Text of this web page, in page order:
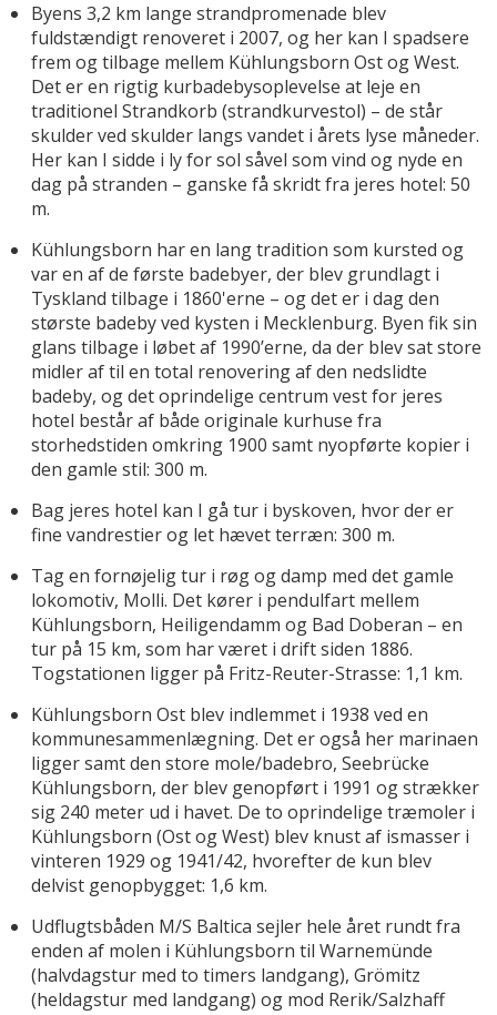
Byens 3,2 km lange strandpromenade blev
fuldstændigt renoveret i 2007, og her kan I spadsere
frem og tilbage mellem Kühlungsborn Ost og West.
Det er en rigtig kurbadebysoplevelse at leje en
traditionel Strandkorb (strandkurvestol) – de står
skulder ved skulder langs vandet i årets lyse måneder.
Her kan I sidde i ly for sol såvel som vind og nyde en
dag på stranden – ganske få skridt fra jeres hotel: 50
m.
Kühlungsborn har en lang tradition som kursted og
var en af de første badebyer, der blev grundlagt i
Tyskland tilbage i 1860'erne – og det er i dag den
største badeby ved kysten i Mecklenburg. Byen fik sin
glans tilbage i løbet af 1990’erne, da der blev sat store
midler af til en total renovering af den nedslidte
badeby, og det oprindelige centrum vest for jeres
hotel består af både originale kurhuse fra
storhedstiden omkring 1900 samt nyopførte kopier i
den gamle stil: 300 m.
Bag jeres hotel kan I gå tur i byskoven, hvor der er
fine vandrestier og let hævet terræn: 300 m.
Tag en fornøjelig tur i røg og damp med det gamle
lokomotiv, Molli. Det kører i pendulfart mellem
Kühlungsborn, Heiligendamm og Bad Doberan – en
tur på 15 km, som har været i drift siden 1886.
Togstationen ligger på Fritz-Reuter-Strasse: 1,1 km.
Kühlungsborn Ost blev indlemmet i 1938 ved en
kommunesammenlægning. Det er også her marinaen
ligger samt den store mole/badebro, Seebrücke
Kühlungsborn, der blev genopført i 1991 og strækker
sig 240 meter ud i havet. De to oprindelige træmoler i
Kühlungsborn (Ost og West) blev knust af ismasser i
vinteren 1929 og 1941/42, hvorefter de kun blev
delvist genopbygget: 1,6 km.
Udflugtsbåden M/S Baltica sejler hele året rundt fra
enden af molen i Kühlungsborn til Warnemünde
(halvdagstur med to timers landgang), Grömitz
(heldagstur med landgang) og mod Rerik/Salzhaff